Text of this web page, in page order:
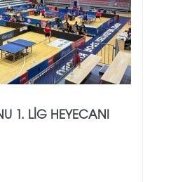
1. LIG HEYECANI